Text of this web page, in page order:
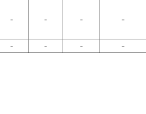
- - - -
- - - -